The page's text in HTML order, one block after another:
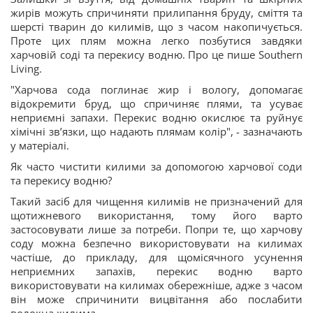
жирів можуть спричиняти прилипання бруду, сміття та
шерсті тварин до килимів, що з часом накопичується.
Проте цих плям можна легко позбутися завдяки
харчовій соді та перекису водню. Про це пише Southern
Living.
"Харчова сода поглинає жир і вологу, допомагає
відокремити бруд, що спричиняє плями, та усуває
неприємні запахи. Перекис водню окислює та руйнує
хімічні зв’язки, що надають плямам колір", - зазначають
у матеріалі.
Як часто чистити килими за допомогою харчової соди
та перекису водню?
Такий засіб для чищення килимів не призначений для
щотижневого використання, тому його варто
застосовувати лише за потреби. Попри те, що харчову
соду можна безпечно використовувати на килимах
частіше, до прикладу, для щомісячного усунення
неприємних запахів, перекис водню варто
використовувати на килимах обережніше, адже з часом
він може спричинити вицвітання або послабити